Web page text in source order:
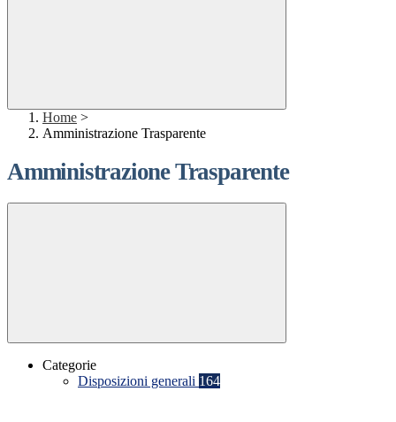
Home >
Amministrazione Trasparente
Amministrazione Trasparente
Categorie
Disposizioni generali 164